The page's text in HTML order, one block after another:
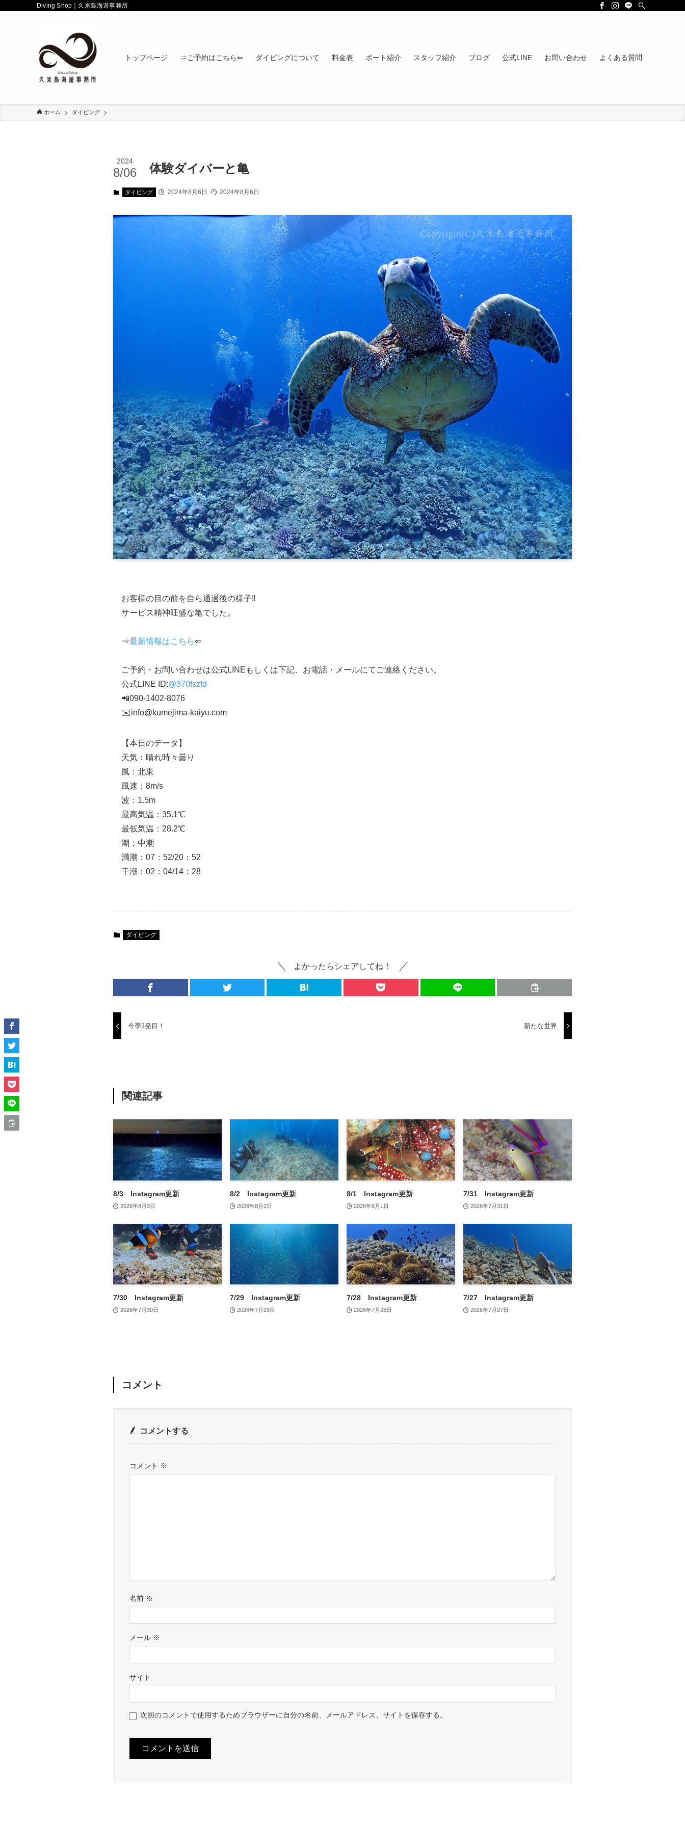
Diving Shop｜久米島海遊事務所
トップページ ⇒ご予約はこちら⇐ ダイビングについて 料金表 ボート紹介 スタッフ紹介 ブログ 公式LINE お問い合わせ よくある質問
ホーム ダイビング
体験ダイバーと亀
2024
8/06
ダイビング 2024年8月6日 2024年8月6日
お客様の目の前を自ら通過後の様子‼︎
サービス精神旺盛な亀でした。
⇒最新情報はこちら⇐
ご予約・お問い合わせは公式LINEもしくは下記、お電話・メールにてご連絡ください。
公式LINE ID:@370fszfd
📲090-1402-8076
✉️info@kumejima-kaiyu.com
【本日のデータ】
天気：晴れ時々曇り
風：北東
風速：8m/s
波：1.5m
最高気温：35.1℃
最低気温：28.2℃
潮：中潮
満潮：07：52/20：52
干潮：02：04/14：28
ダイビング
よかったらシェアしてね！
今季1発目！ 新たな世界
関連記事
8/3 Instagram更新
2026年8月3日
8/2 Instagram更新
2026年8月2日
8/1 Instagram更新
2026年8月1日
7/31 Instagram更新
2026年7月31日
7/30 Instagram更新
2026年7月30日
7/29 Instagram更新
2026年7月29日
7/28 Instagram更新
2026年7月28日
7/27 Instagram更新
2026年7月27日
コメント
コメントする
コメント ※
名前 ※
メール ※
サイト
次回のコメントで使用するためブラウザーに自分の名前、メールアドレス、サイトを保存する。